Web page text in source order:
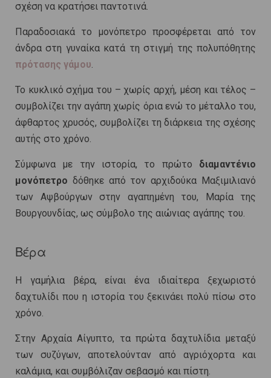
σχέση να κρατήσει παντοτινά.
Παραδοσιακά το μονόπετρο προσφέρεται από τον
άνδρα στη γυναίκα κατά τη στιγμή της πολυπόθητης
πρότασης γάμου.
Το κυκλικό σχήμα του – χωρίς αρχή, μέση και τέλος –
συμβολίζει την αγάπη χωρίς όρια ενώ το μέταλλο του,
άφθαρτος χρυσός, συμβολίζει τη διάρκεια της σχέσης
αυτής στο χρόνο.
Σύμφωνα με την ιστορία, το πρώτο διαμαντένιο
μονόπετρο δόθηκε από τον αρχιδούκα Μαξιμιλιανό
των Αψβούργων στην αγαπημένη του, Μαρία της
Βουργουνδίας, ως σύμβολο της αιώνιας αγάπης του.
Βέρα
Η γαμήλια βέρα, είναι ένα ιδιαίτερα ξεχωριστό
δαχτυλίδι που η ιστορία του ξεκινάει πολύ πίσω στο
χρόνο.
Στην Αρχαία Αίγυπτο, τα πρώτα δαχτυλίδια μεταξύ
των συζύγων, αποτελούνταν από αγριόχορτα και
καλάμια, και συμβόλιζαν σεβασμό και πίστη.